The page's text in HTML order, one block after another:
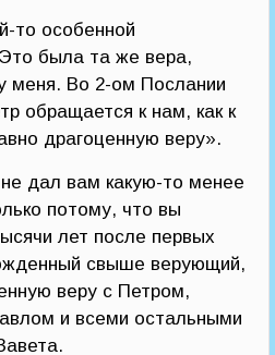
то особенной
была та же вера,
меня. Во 2-ом Послании
обращается к нам, как к
драгоценную веру».
дал вам какую-то менее
потому, что вы
лет после первых
свыше верующий,
веру с Петром,
и всеми остальными